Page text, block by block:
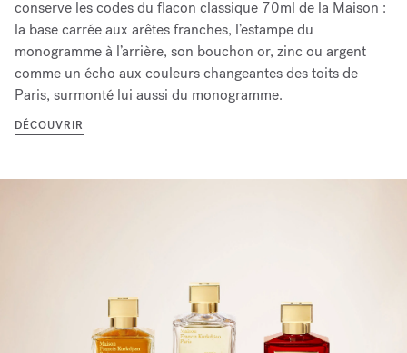
conserve les codes du flacon classique 70ml de la Maison :
la base carrée aux arêtes franches, l’estampe du
monogramme à l’arrière, son bouchon or, zinc ou argent
comme un écho aux couleurs changeantes des toits de
Paris, surmonté lui aussi du monogramme.
DÉCOUVRIR